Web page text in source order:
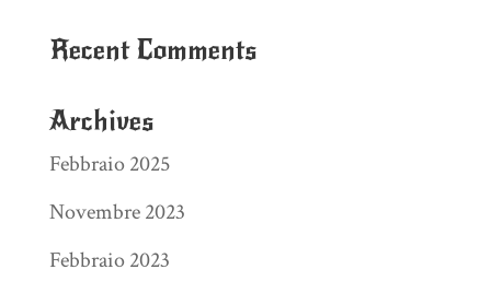
Recent Comments
Archives
Febbraio 2025
Novembre 2023
Febbraio 2023